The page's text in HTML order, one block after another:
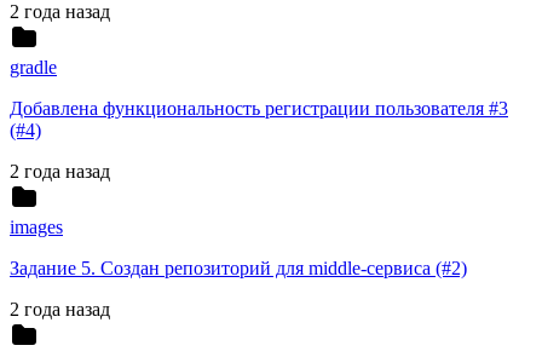
2 года назад
gradle
Добавлена функциональность регистрации пользователя #3
(#4)
2 года назад
images
Задание 5. Создан репозиторий для middle-сервиса (#2)
2 года назад